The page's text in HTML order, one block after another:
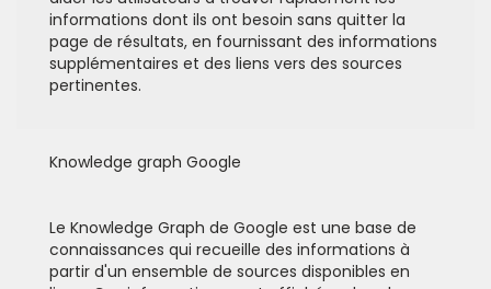
informations dont ils ont besoin sans quitter la
page de résultats, en fournissant des informations
supplémentaires et des liens vers des sources
pertinentes.
Knowledge graph Google
Le Knowledge Graph de Google est une base de
connaissances qui recueille des informations à
partir d'un ensemble de sources disponibles en